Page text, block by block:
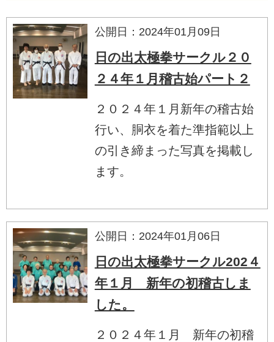
公開日：2024年01月09日
日の出太極拳サークル２０
２４年１月稽古始パート２
２０２４年１月新年の稽古始
行い、胴衣を着た準指範以上
の引き締まった写真を掲載し
ます。
公開日：2024年01月06日
日の出太極拳サークル202４
年１月 新年の初稽古しま
した。
２０２４年１月 新年の初稽